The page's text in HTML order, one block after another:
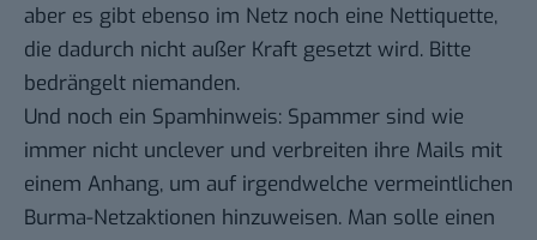
aber es gibt ebenso im Netz noch eine Nettiquette,
die dadurch nicht außer Kraft gesetzt wird. Bitte
bedrängelt niemanden.
Und noch ein Spamhinweis: Spammer sind wie
immer nicht unclever und verbreiten ihre Mails mit
einem Anhang, um auf irgendwelche vermeintlichen
Burma-Netzaktionen hinzuweisen. Man solle einen